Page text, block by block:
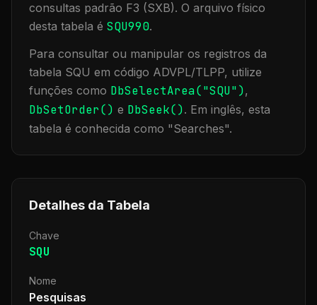
consultas padrão F3 (SXB). O arquivo físico
desta tabela é SQU990.
Para consultar ou manipular os registros da
tabela SQU em código ADVPL/TLPP, utilize
funções como DbSelectArea("SQU"),
DbSetOrder() e DbSeek(). Em inglês, esta
tabela é conhecida como "Searches".
Detalhes da Tabela
Chave
SQU
Nome
Pesquisas